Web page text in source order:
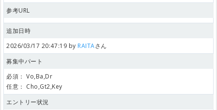
参考URL
追加日時
2026/03/17 20:47:19 by RAITAさん
募集中パート
必須： Vo,Ba,Dr
任意： Cho,Gt2,Key
エントリー状況